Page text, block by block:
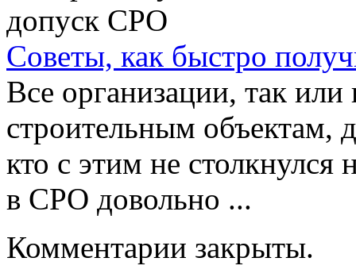
Советы, как быстро
Все организации, так
строительным
кто с этим не столкнулся
в СРО довольно ...
Комментарии закрыты.